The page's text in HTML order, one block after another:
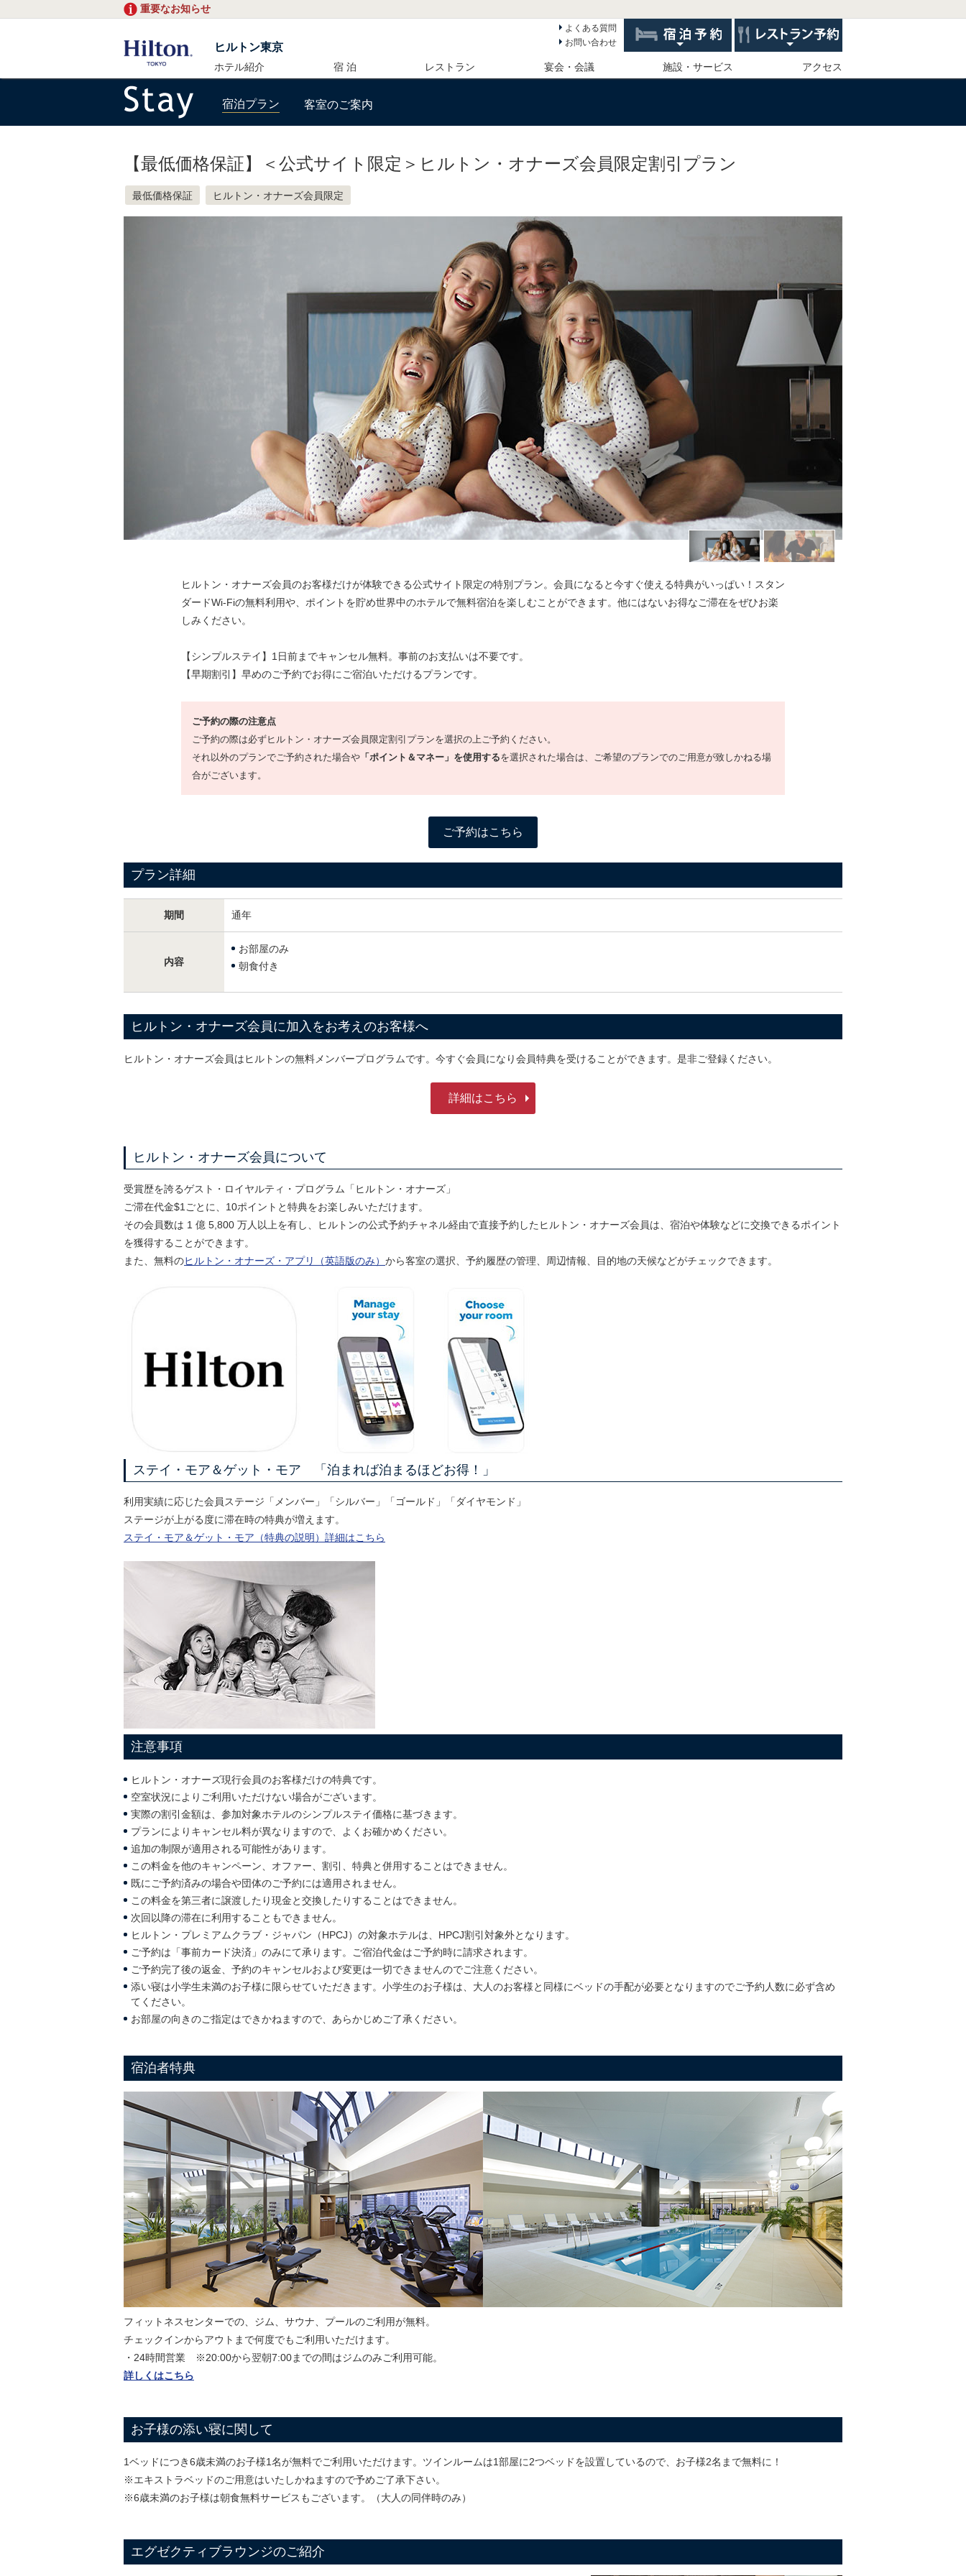
重要なお知らせ
ヒルトン東京
よくある質問
お問い合わせ
ホテル紹介 宿 泊 レストラン 宴会・会議 施設・サービス アクセス
宿泊プラン 客室のご案内
【最低価格保証】＜公式サイト限定＞ヒルトン・オナーズ会員限定割引プラン
最低価格保証 ヒルトン・オナーズ会員限定
ヒルトン・オナーズ会員のお客様だけが体験できる公式サイト限定の特別プラン。会員になると今すぐ使える特典がいっぱい！スタン
ダードWi-Fiの無料利用や、ポイントを貯め世界中のホテルで無料宿泊を楽しむことができます。他にはないお得なご滞在をぜひお楽
しみください。
【シンプルステイ】1日前までキャンセル無料。事前のお支払いは不要です。
【早期割引】早めのご予約でお得にご宿泊いただけるプランです。
ご予約の際の注意点
ご予約の際は必ずヒルトン・オナーズ会員限定割引プランを選択の上ご予約ください。
それ以外のプランでご予約された場合や 「ポイント＆マネー」を使用するを選択された場合は、ご希望のプランでのご用意が致しかねる場
合がございます。
ご予約はこちら
プラン詳細
期間 通年
内容
お部屋のみ
朝食付き
ヒルトン・オナーズ会員に加入をお考えのお客様へ
ヒルトン・オナーズ会員はヒルトンの無料メンバープログラムです。今すぐ会員になり会員特典を受けることができます。是非ご登録ください。
詳細はこちら
ヒルトン・オナーズ会員について
受賞歴を誇るゲスト・ロイヤルティ・プログラム「ヒルトン・オナーズ」
ご滞在代金$1ごとに、10ポイントと特典をお楽しみいただけます。
その会員数は 1 億 5,800 万人以上を有し、ヒルトンの公式予約チャネル経由で直接予約したヒルトン・オナーズ会員は、宿泊や体験などに交換できるポイント
を獲得することができます。
また、無料のヒルトン・オナーズ・アプリ（英語版のみ） から客室の選択、予約履歴の管理、周辺情報、目的地の天候などがチェックできます。
ステイ・モア＆ゲット・モア 「泊まれば泊まるほどお得！」
利用実績に応じた会員ステージ「メンバー」「シルバー」「ゴールド」「ダイヤモンド」
ステージが上がる度に滞在時の特典が増えます。
ステイ・モア＆ゲット・モア（特典の説明）詳細はこちら
注意事項
ヒルトン・オナーズ現行会員のお客様だけの特典です。
空室状況によりご利用いただけない場合がございます。
実際の割引金額は、参加対象ホテルのシンプルステイ価格に基づきます。
プランによりキャンセル料が異なりますので、よくお確かめください。
追加の制限が適用される可能性があります。
この料金を他のキャンペーン、オファー、割引、特典と併用することはできません。
既にご予約済みの場合や団体のご予約には適用されません。
この料金を第三者に譲渡したり現金と交換したりすることはできません。
次回以降の滞在に利用することもできません。
ヒルトン・プレミアムクラブ・ジャパン（HPCJ）の対象ホテルは、HPCJ割引対象外となります。
ご予約は「事前カード決済」のみにて承ります。ご宿泊代金はご予約時に請求されます。
ご予約完了後の返金、予約のキャンセルおよび変更は一切できませんのでご注意ください。
添い寝は小学生未満のお子様に限らせていただきます。小学生のお子様は、大人のお客様と同様にベッドの手配が必要となりますのでご予約人数に必ず含め
てください。
お部屋の向きのご指定はできかねますので、あらかじめご了承ください。
宿泊者特典
フィットネスセンターでの、ジム、サウナ、プールのご利用が無料。
チェックインからアウトまで何度でもご利用いただけます。
・24時間営業 ※20:00から翌朝7:00までの間はジムのみご利用可能。
詳しくはこちら
お子様の添い寝に関して
1ベッドにつき6歳未満のお子様1名が無料でご利用いただけます。ツインルームは1部屋に2つベッドを設置しているので、お子様2名まで無料に！
※エキストラベッドのご用意はいたしかねますので予めご了承下さい。
※6歳未満のお子様は朝食無料サービスもございます。（大人の同伴時のみ）
エグゼクティブラウンジのご紹介